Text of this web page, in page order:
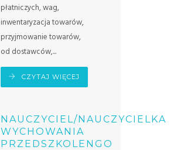
płatniczych, wag,
inwentaryzacja towarów,
przyjmowanie towarów,
od dostawców,...
CZYTAJ WIĘCEJ
NAUCZYCIEL/NAUCZYCIELKA
WYCHOWANIA
PRZEDSZKOLENGO